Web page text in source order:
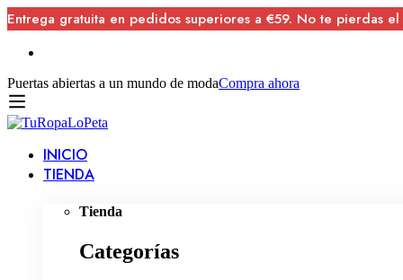
Entrega gratuita en pedidos superiores a €59. No te pierdas el
Puertas abiertas a un mundo de modaCompra ahora
INICIO
TIENDA
Tienda
Categorías